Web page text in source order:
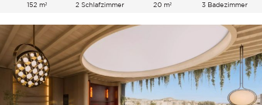
152 m² 2 Schlafzimmer 20 m² 3 Badezimmer